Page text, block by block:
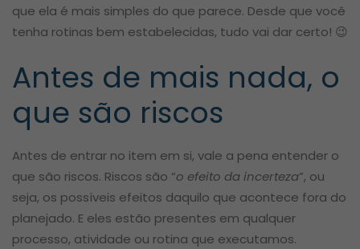
que ela é mais simples do que parece. Desde que você
tenha rotinas bem estabelecidas, tudo vai dar certo! 😉
Antes de mais nada, o
que são riscos
Antes de entrar no item em si, vale a pena entender o
que são riscos. Riscos são “o efeito da incerteza”, ou
seja, os possíveis efeitos daquilo que acontece fora do
planejado. E eles estão presentes em qualquer
processo, atividade ou rotina que executamos.